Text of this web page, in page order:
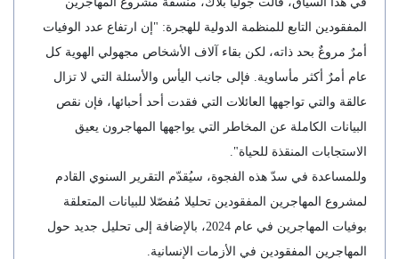
المفقودين التابع للمنظمة الدولية للهجرة: "إن ارتفاع عدد الوفيات
أمرٌ مروعٌ بحد ذاته، لكن بقاء آلاف الأشخاص مجهولي الهوية كل
عام أمرٌ أكثر مأساوية. فإلى جانب اليأس والأسئلة التي لا تزال
عالقة والتي تواجهها العائلات التي فقدت أحد أحبائها، فإن نقص
البيانات الكاملة عن المخاطر التي يواجهها المهاجرون يعيق
الاستجابات المنقذة للحياة".
وللمساعدة في سدّ هذه الفجوة، سيُقدّم التقرير السنوي القادم
لمشروع المهاجرين المفقودين تحليلا مُفصّلا للبيانات المتعلقة
بوفيات المهاجرين في عام 2024، بالإضافة إلى تحليل جديد حول
المهاجرين المفقودين في الأزمات الإنسانية.